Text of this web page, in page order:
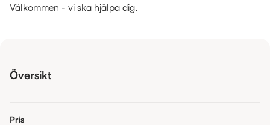
Välkommen - vi ska hjälpa dig.
Översikt
Pris